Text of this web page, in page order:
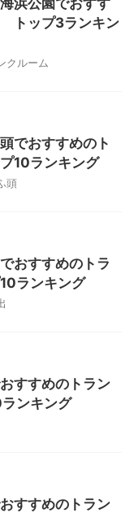
浜公園でおすす
トップ3ランキン
クルーム
でおすすめのト
10ランキング
頭
おすすめのトラ
ランキング
すすめのトラン
ンキング
すすめのトラン